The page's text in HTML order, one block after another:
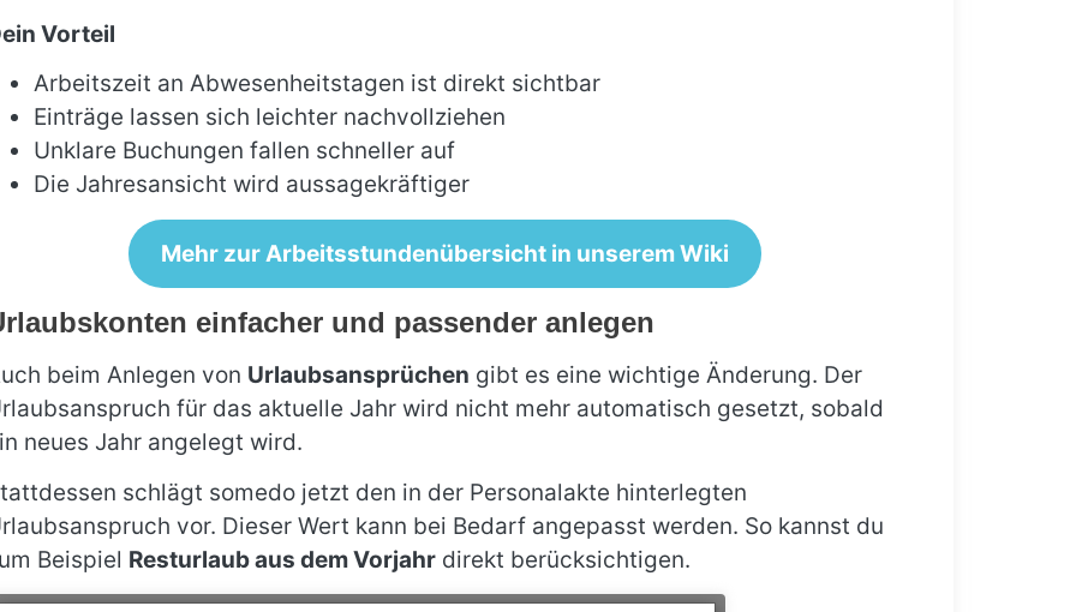
Vorteil
Arbeitszeit an Abwesenheitstagen ist direkt sichtbar
Einträge lassen sich leichter nachvollziehen
Unklare Buchungen fallen schneller auf
Die Jahresansicht wird aussagekräftiger
Mehr zur Arbeitsstundenübersicht in unserem Wiki
einfacher und passender anlegen
beim Anlegen von Urlaubsansprüchen gibt es eine wichtige Änderung. Der
für das aktuelle Jahr wird nicht mehr automatisch gesetzt, sobald
neues Jahr angelegt wird.
schlägt somedo jetzt den in der Personalakte hinterlegten
vor. Dieser Wert kann bei Bedarf angepasst werden. So kannst du
Beispiel Resturlaub aus dem Vorjahrdirekt berücksichtigen.